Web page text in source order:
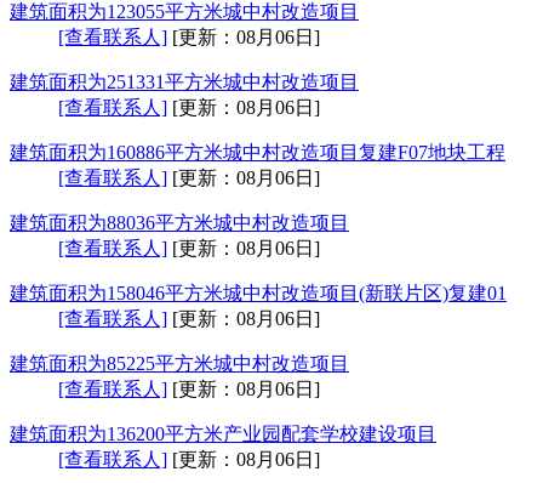
建筑面积为123055平方米城中村改造项目
[查看联系人] [更新：08月06日]
建筑面积为251331平方米城中村改造项目
[查看联系人] [更新：08月06日]
建筑面积为160886平方米城中村改造项目复建F07地块工程
[查看联系人] [更新：08月06日]
建筑面积为88036平方米城中村改造项目
[查看联系人] [更新：08月06日]
建筑面积为158046平方米城中村改造项目(新联片区)复建01
[查看联系人] [更新：08月06日]
建筑面积为85225平方米城中村改造项目
[查看联系人] [更新：08月06日]
建筑面积为136200平方米产业园配套学校建设项目
[查看联系人] [更新：08月06日]